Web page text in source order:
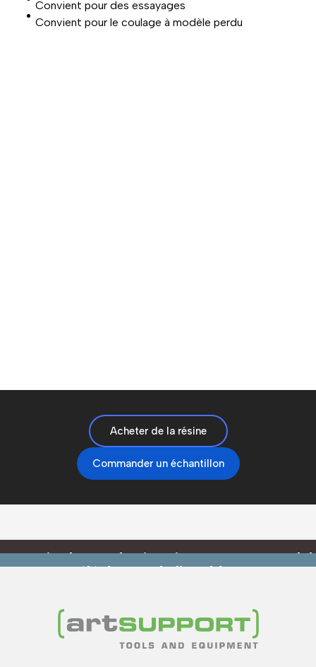
Convient pour des essayages
Convient pour le coulage à modèle perdu
Acheter de la résine
Commander un échantillon
savoir plus sur les imprimantes 3D
Téléchargez le livre blanc